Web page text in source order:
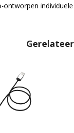
ontworpen